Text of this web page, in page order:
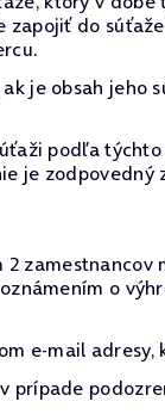
zapojiť do
je obsah
podľa
je
o
e-mail